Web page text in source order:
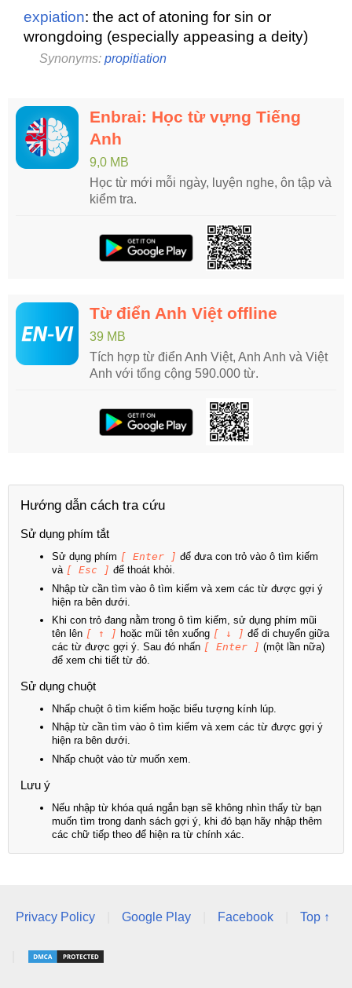
expiation: the act of atoning for sin or
wrongdoing (especially appeasing a deity)
Synonyms: propitiation
Enbrai: Học từ vựng Tiếng
Anh
9,0 MB
Học từ mới mỗi ngày, luyện nghe, ôn tập và
kiểm tra.
Từ điển Anh Việt offline
39 MB
Tích hợp từ điển Anh Việt, Anh Anh và Việt
Anh với tổng cộng 590.000 từ.
Hướng dẫn cách tra cứu
Sử dụng phím tắt
Sử dụng phím [ Enter ] để đưa con trỏ vào ô tìm kiếm
và [ Esc ] để thoát khỏi.
Nhập từ cần tìm vào ô tìm kiếm và xem các từ được gợi ý
hiện ra bên dưới.
Khi con trỏ đang nằm trong ô tìm kiếm, sử dụng phím mũi
tên lên [ ↑ ] hoặc mũi tên xuống [ ↓ ] để di chuyển giữa
các từ được gợi ý. Sau đó nhấn [ Enter ] (một lần nữa)
để xem chi tiết từ đó.
Sử dụng chuột
Nhấp chuột ô tìm kiếm hoặc biểu tượng kính lúp.
Nhập từ cần tìm vào ô tìm kiếm và xem các từ được gợi ý
hiện ra bên dưới.
Nhấp chuột vào từ muốn xem.
Lưu ý
Nếu nhập từ khóa quá ngắn bạn sẽ không nhìn thấy từ bạn
muốn tìm trong danh sách gợi ý, khi đó bạn hãy nhập thêm
các chữ tiếp theo để hiện ra từ chính xác.
Privacy Policy Google Play Facebook Top ↑